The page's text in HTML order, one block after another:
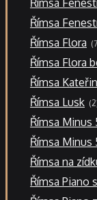
Římsa
Římsa
Římsa Flora 7
Římsa Flora
Římsa
Římsa Lusk 22
Římsa Minus
Římsa Minus
Římsa na
Římsa Piano